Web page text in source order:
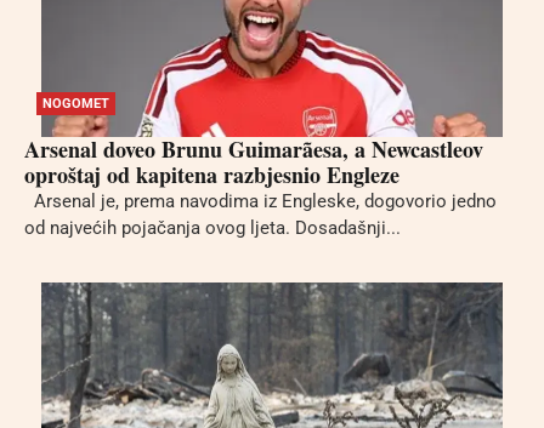
NOGOMET
Arsenal doveo Brunu Guimarãesa, a Newcastleov
oproštaj od kapitena razbjesnio Engleze
Arsenal je, prema navodima iz Engleske, dogovorio jedno
od najvećih pojačanja ovog ljeta. Dosadašnji...